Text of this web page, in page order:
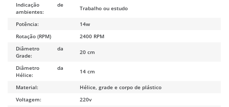
Indicação de
ambientes:
Trabalho ou estudo
Potência:
14w
Rotação (RPM)
2400 RPM
Diâmetro da
Grade:
20 cm
Diâmetro da
Hélice:
14 cm
Material:
Hélice, grade e corpo de plástico
Voltagem:
220v